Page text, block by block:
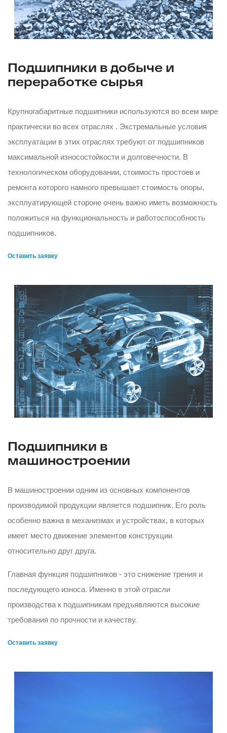
Подшипники в добыче и
переработке сырья
Крупногабаритные подшипники используются во всем мире
практически во всех отраслях . Экстремальные условия
эксплуатации в этих отраслях требуют от подшипников
максимальной износостойкости и долговечности. В
технологическом оборудовании, стоимость простоев и
ремонта которого намного превышает стоимость опоры,
эксплуатирующей стороне очень важно иметь возможность
положиться на функциональность и работоспособность
подшипников.
Оставить заявку
Подшипники в
машиностроении
В машиностроении одним из основных компонентов
производимой продукции является подшипник. Его роль
особенно важна в механизмах и устройствах, в которых
имеет место движение элементов конструкции
относительно друг друга.
Главная функция подшипников - это снижение трения и
последующего износа. Именно в этой отрасли
производства к подшипникам предъявляются высокие
требования по прочности и качеству.
Оставить заявку